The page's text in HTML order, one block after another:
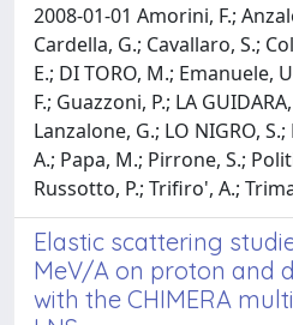
2008-01-01 Amorini, F.;
Cardella, G.; Cavallaro, S.;
E.; DI TORO, M.; Emanuele,
F.; Guazzoni, P.; LA
Lanzalone, G.; LO NIGRO,
A.; Papa, M.; Pirrone, S.;
Russotto, P.; Trifiro', A.;
Elastic scattering
MeV/A on proton and
with the CHIMERA